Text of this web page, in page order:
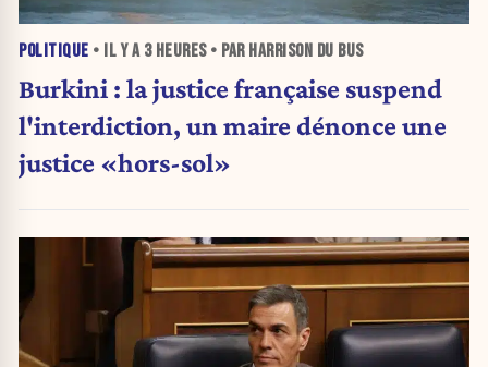
POLITIQUE • IL Y A 3 HEURES• PAR HARRISON DU BUS
Burkini : la justice française suspend
l'interdiction, un maire dénonce une
justice «hors-sol»